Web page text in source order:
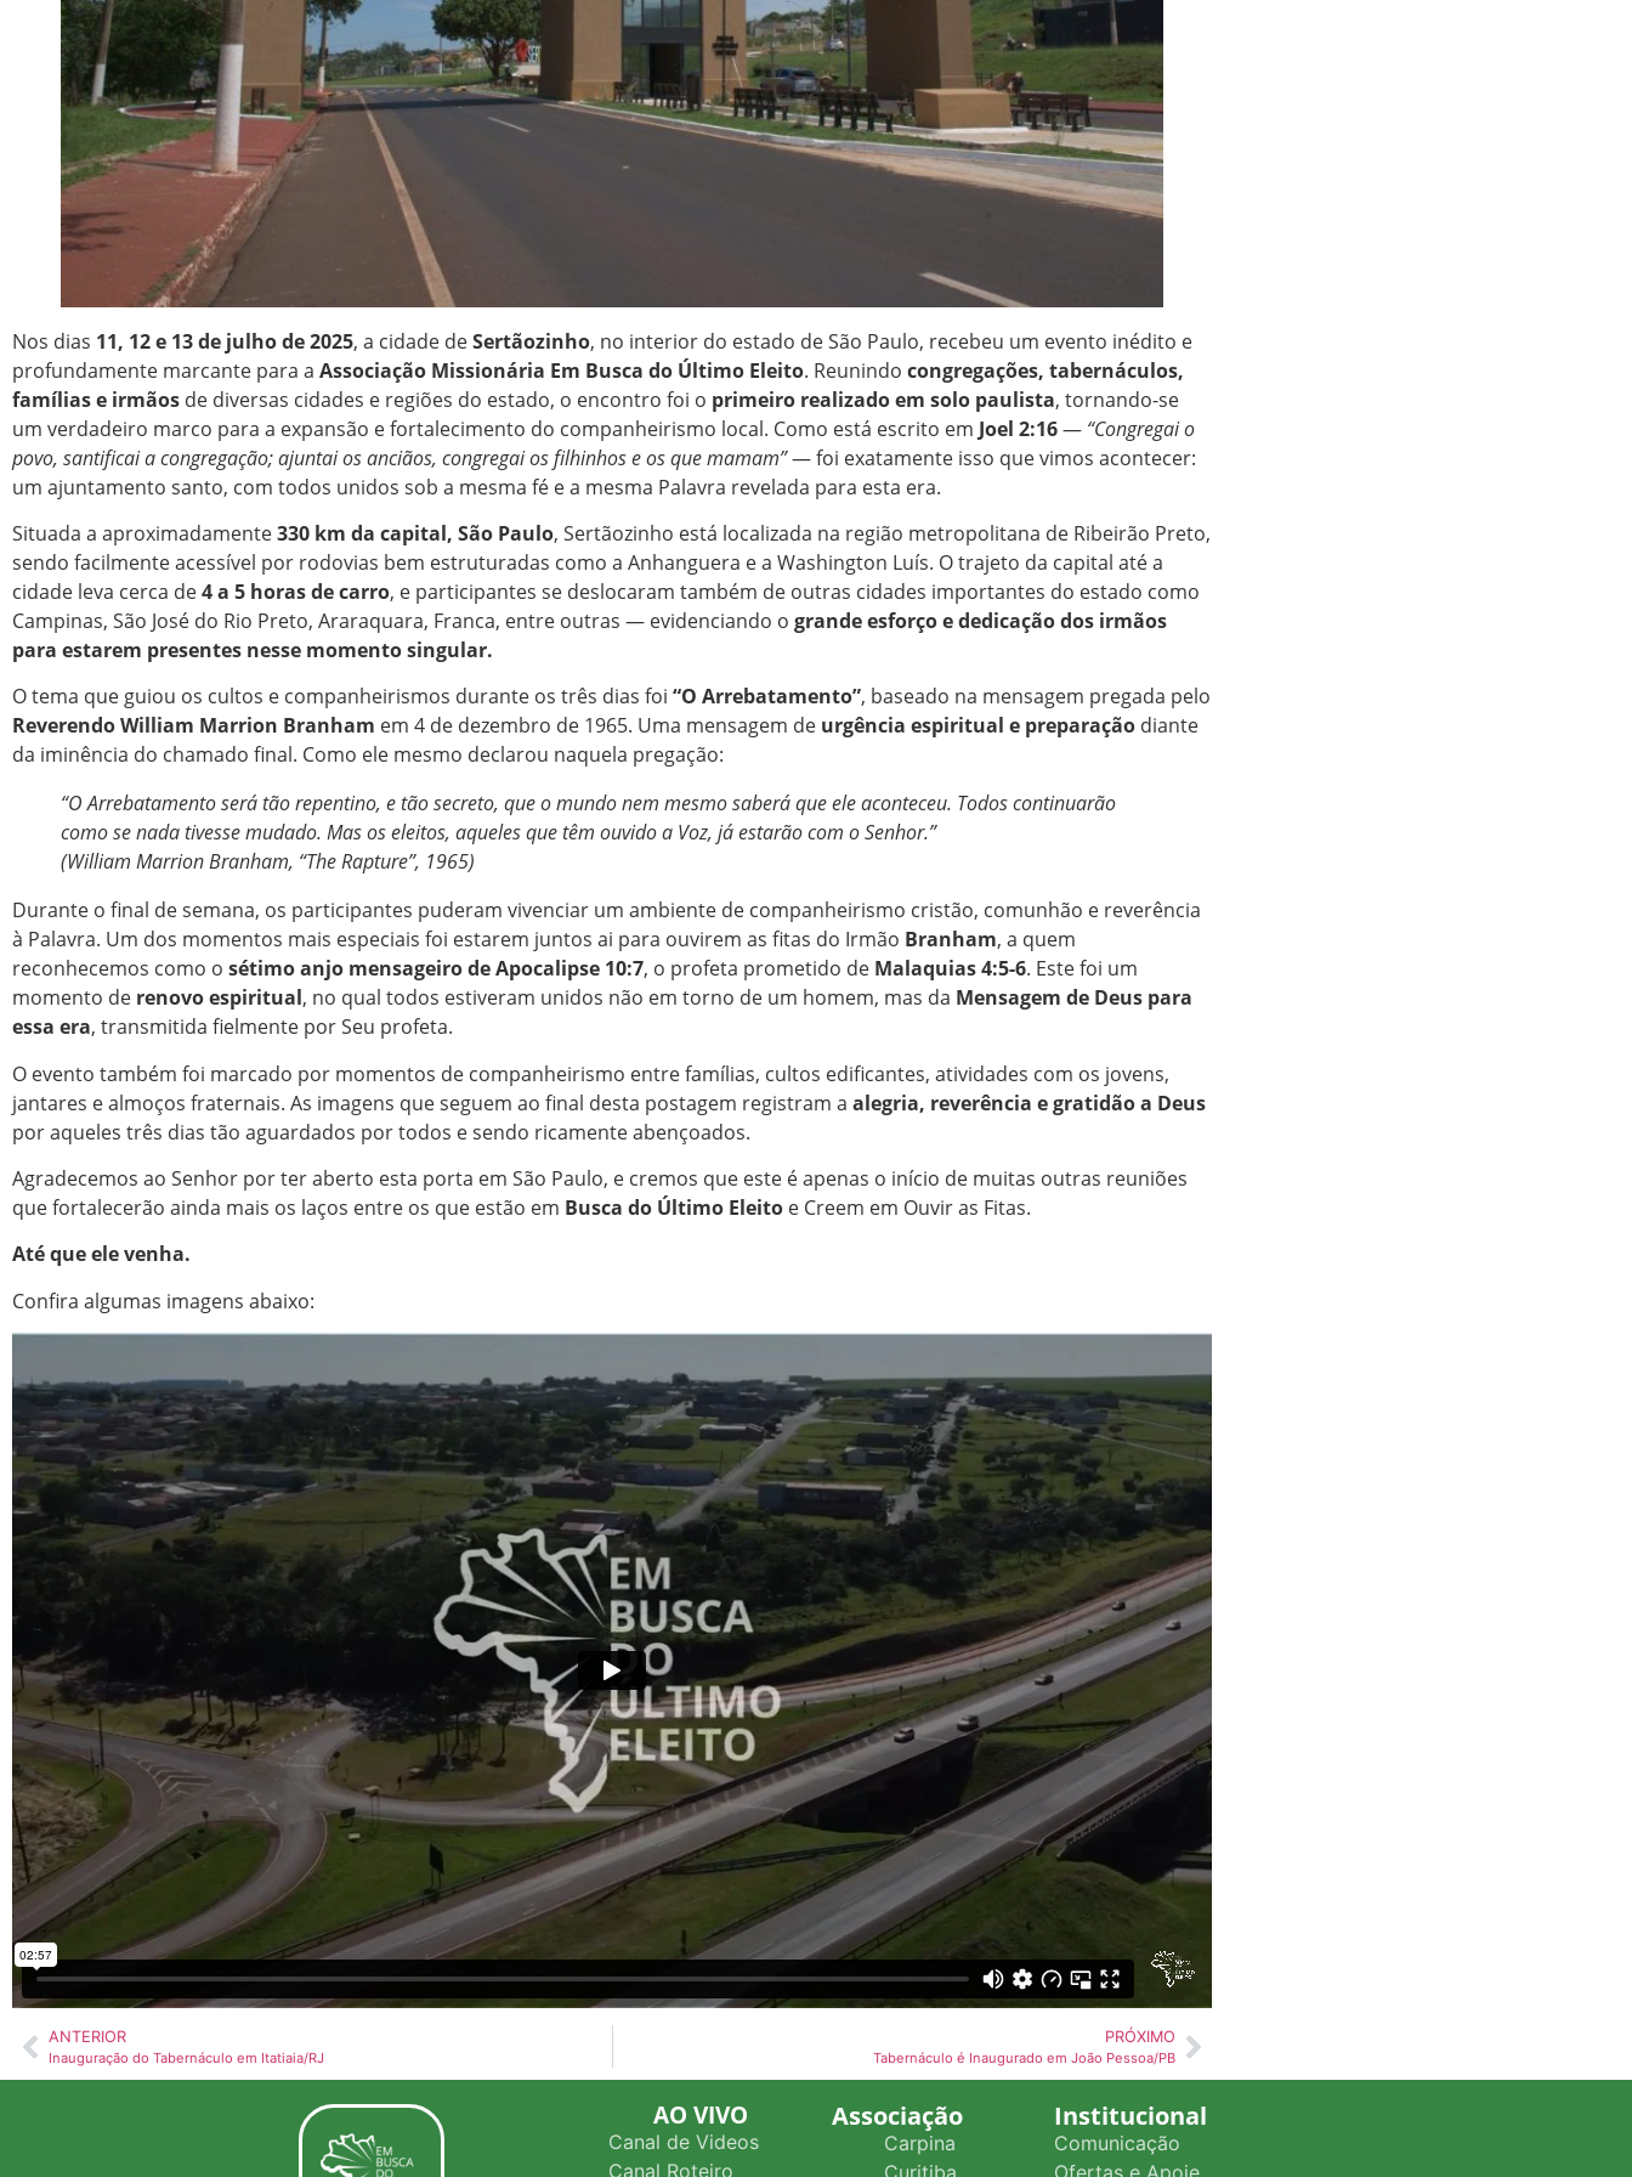
Nos dias 11, 12 e 13 de julho de 2025, a cidade deSertãozinho, no interior do estado de São Paulo, recebeu um evento inédito e
profundamente marcante para a Associação Missionária Em Busca do Último Eleito. Reunindo congregações, tabernáculos,
famílias e irmãos de diversas cidades e regiões do estado, o encontro foi o primeiro realizado em solo paulista, tornando-se
um verdadeiro marco para a expansão e fortalecimento do companheirismo local. Como está escrito em Joel 2:16— “Congregai o
povo, santificai a congregação; ajuntai os anciãos, congregai os filhinhos e os que mamam”— foi exatamente isso que vimos acontecer:
um ajuntamento santo, com todos unidos sob a mesma fé e a mesma Palavra revelada para esta era.
Situada a aproximadamente330 km da capital, São Paulo, Sertãozinho está localizada na região metropolitana de Ribeirão Preto,
sendo facilmente acessível por rodovias bem estruturadas como a Anhanguera e a Washington Luís. O trajeto da capital até a
cidade leva cerca de4 a 5 horas de carro, e participantes se deslocaram também de outras cidades importantes do estado como
Campinas, São José do Rio Preto, Araraquara, Franca, entre outras — evidenciando o grande esforço e dedicação dos irmãos
para estarem presentes nesse momento singular.
O tema que guiou os cultos e companheirismos durante os três dias foi “O Arrebatamento”, baseado na mensagem pregada pelo
Reverendo William Marrion Branham em 4 de dezembro de 1965. Uma mensagem de urgência espiritual e preparação diante
da iminência do chamado final. Como ele mesmo declarou naquela pregação:
“O Arrebatamento será tão repentino, e tão secreto, que o mundo nem mesmo saberá que ele aconteceu. Todos continuarão
como se nada tivesse mudado. Mas os eleitos, aqueles que têm ouvido a Voz, já estarão com o Senhor.”
(William Marrion Branham, “The Rapture”, 1965)
Durante o final de semana, os participantes puderam vivenciar um ambiente de companheirismo cristão, comunhão e reverência
à Palavra. Um dos momentos mais especiais foi estarem juntos ai para ouvirem as fitas do Irmão Branham, a quem
reconhecemos como o sétimo anjo mensageiro de Apocalipse 10:7, o profeta prometido de Malaquias 4:5-6. Este foi um
momento de renovo espiritual, no qual todos estiveram unidos não em torno de um homem, mas da Mensagem de Deus para
essa era, transmitida fielmente por Seu profeta.
O evento também foi marcado por momentos de companheirismo entre famílias, cultos edificantes, atividades com os jovens,
jantares e almoços fraternais. As imagens que seguem ao final desta postagem registram a alegria, reverência e gratidão a Deus
por aqueles três dias tão aguardados por todos e sendo ricamente abençoados.
Agradecemos ao Senhor por ter aberto esta porta em São Paulo, e cremos que este é apenas o início de muitas outras reuniões
que fortalecerão ainda mais os laços entre os que estão em Busca do Último Eleito e Creem em Ouvir as Fitas.
Até que ele venha.
Confira algumas imagens abaixo:
ANTERIOR
Inauguração do Tabernáculo em Itatiaia/RJ
PRÓXIMO
Tabernáculo é Inaugurado em João Pessoa/PB
AO VIVO
Canal de Videos
Canal Roteiro
Associação
Carpina
Institucional
Comunicação